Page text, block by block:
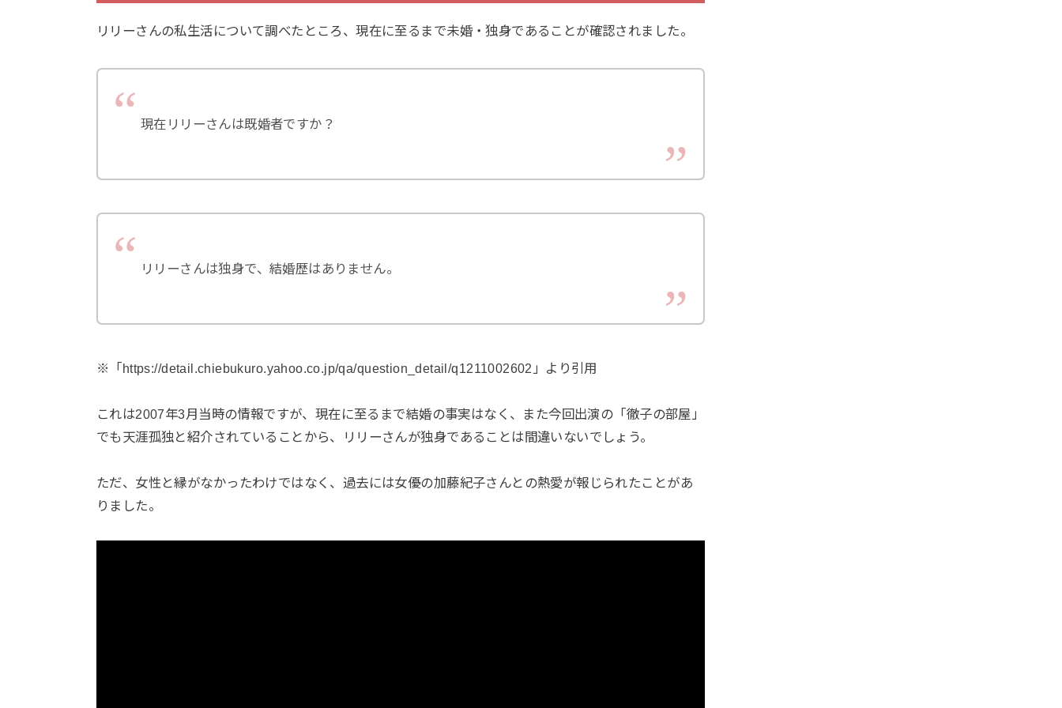
リリーさんの私生活について調べたところ、現在に至るまで未婚・独身であることが確認されました。
現在リリーさんは既婚者ですか？
リリーさんは独身で、結婚歴はありません。
※「https://detail.chiebukuro.yahoo.co.jp/qa/question_detail/q1211002602」より引用
これは2007年3月当時の情報ですが、現在に至るまで結婚の事実はなく、また今回出演の「徹子の部屋」
でも天涯孤独と紹介されていることから、リリーさんが独身であることは間違いないでしょう。
ただ、女性と縁がなかったわけではなく、過去には女優の加藤紀子さんとの熱愛が報じられたことがあ
りました。